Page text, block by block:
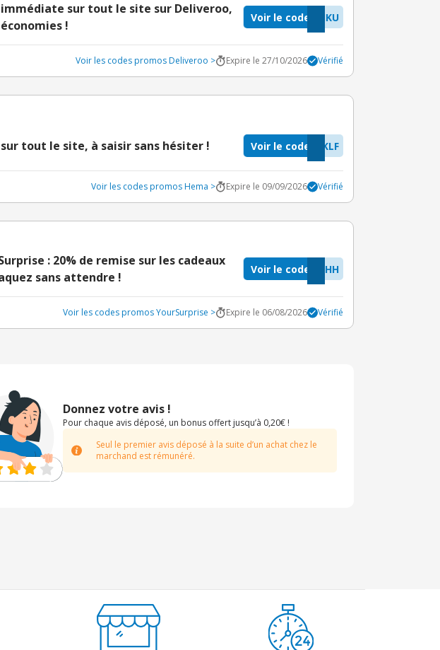
sur tout le site sur Deliveroo,
!
IKU
Voir le code
Voir les codes promos Deliveroo > Expire le 27/10/2026 Vérifié
tout le site, à saisir sans hésiter ! KLF
Voir le code
Voir les codes promos Hema > Expire le 09/09/2026 Vérifié
: 20% de remise sur les cadeaux
sans attendre !
HHH
Voir le code
Voir les codes promos YourSurprise > Expire le 06/08/2026 Vérifié
Donnez votre avis !
Pour chaque avis déposé, un bonus offert jusqu’à 0,20€ !
Seul le premier avis déposé à la suite d’un achat chez le
marchand est rémunéré.